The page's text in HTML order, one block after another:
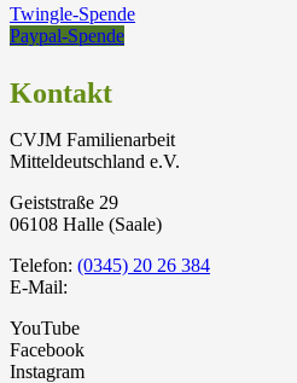
Twingle-Spende
Paypal-Spende
Kontakt
CVJM Familienarbeit
Mitteldeutschland e.V.
Geiststraße 29
06108 Halle (Saale)
Telefon: (0345) 20 26 384
E-Mail:
YouTube
Facebook
Instagram